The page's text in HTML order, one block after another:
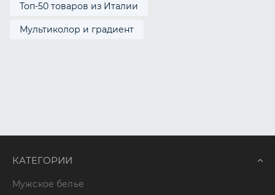
Топ-50 товаров из Италии
Мультиколор и градиент
КАТЕГОРИИ
Мужское белье